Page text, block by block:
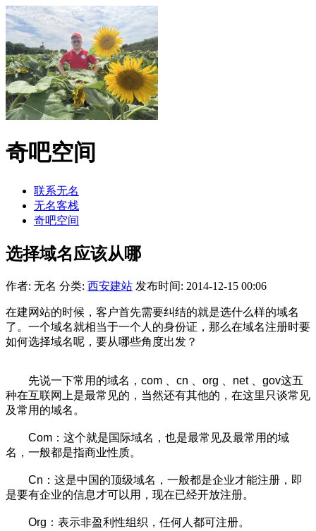
奇吧空间
联系无名
无名客栈
奇吧空间
选择域名应该从哪
作者: 无名 分类: 西安建站 发布时间: 2014-12-15 00:06
在建网站的时候，客户首先需要纠结的就是选什么样的域名
了。一个域名就相当于一个人的身份证，那么在域名注册时要
如何选择域名呢，要从哪些角度出发？
先说一下常用的域名，com 、cn 、org 、net 、gov这五
种在互联网上是最常见的，当然还有其他的，在这里只谈常见
及常用的域名。
Com：这个就是国际域名，也是最常见及最常用的域
名，一般都是指商业性质。
Cn：这是中国的顶级域名，一般都是企业才能注册，即
是要有企业的信息才可以用，现在已经开放注册。
Org：表示非盈利性组织，任何人都可注册。